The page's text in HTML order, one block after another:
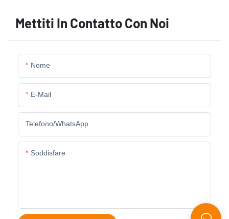
Mettiti In Contatto Con Noi
Nome
E-Mail
Telefono/WhatsApp
Soddisfare